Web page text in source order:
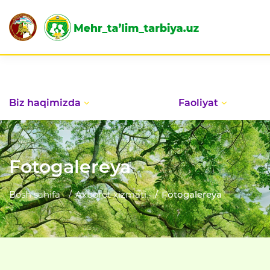
Biz haqimizda Faoliyat
Fotogalereya
Bosh sahifa Axborot xizmati Fotogalereya